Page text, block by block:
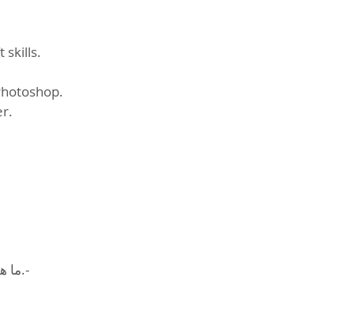
skills.
ما